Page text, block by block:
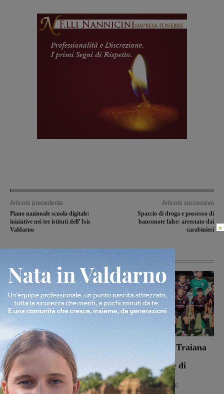
Articolo precedente
Piano nazionale scuola digitale:
iniziative nei tre istituti dell’ Isis
Valdarno
Articolo successivo
Spaccio di droga e possesso di
banconote false: arrestato dai
carabinieri
Dal treno all’ospedale, la
vita in “Frammenti”: il
primo libro del
valdarnese Luca Livi
Cultura 9 Agosto 2026
Il Terrranuova Traiana
battuto 3-1
nell’amichevole di
Grosseto
Calcio 8 Agosto 2026
×